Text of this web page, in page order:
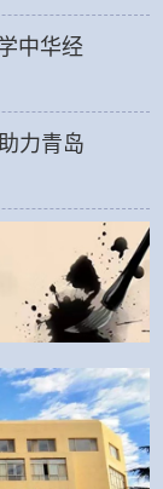
中华经
力青岛